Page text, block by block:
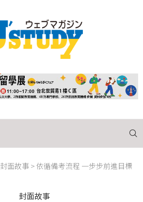
封面故事>依循備考流程 一步步前進目標
封面故事